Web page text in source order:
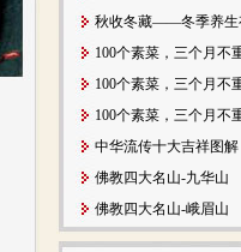
秋收冬藏——冬季养生
100个素菜，三个月不
100个素菜，三个月不
100个素菜，三个月不
中华流传十大吉祥图解
佛教四大名山-九华山
佛教四大名山-峨眉山